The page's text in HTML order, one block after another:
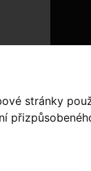
stránky